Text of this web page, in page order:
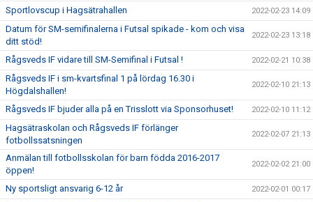
Sportlovscup i Hagsätrahallen 2022-02-23 14:09
Datum för SM-semifinalerna i Futsal spikade - kom och visa
ditt stöd!
2022-02-23 13:18
Rågsveds IF vidare till SM-Semifinal i Futsal ! 2022-02-21 10:38
Rågsveds IF i sm-kvartsfinal 1 på lördag 16.30 i
Högdalshallen!
2022-02-10 21:13
Rågsveds IF bjuder alla på en Trisslott via Sponsorhuset! 2022-02-10 11:12
Hagsätraskolan och Rågsveds IF förlänger
fotbollssatsningen
2022-02-07 21:13
Anmälan till fotbollsskolan för barn födda 2016-2017
öppen!
2022-02-02 21:00
Ny sportsligt ansvarig 6-12 år 2022-02-01 00:17